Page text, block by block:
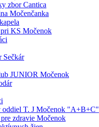
zbor Cantica
Močenčanka
KS Močenok
Sečkár
JUNIOR Močenok
oddiel T. J Močenok "A+B+C"
zdravie Močenok